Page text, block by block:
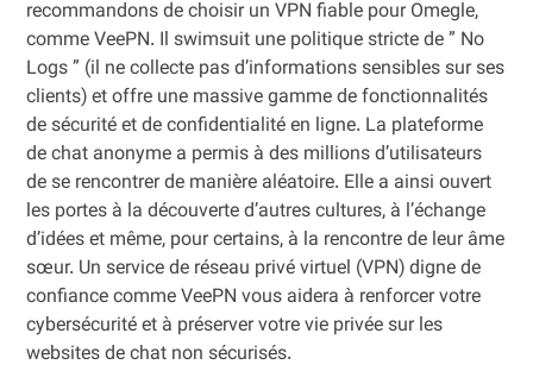
recommandons de choisir un VPN fiable pour Omegle,
comme VeePN. Il swimsuit une politique stricte de ” No
Logs ” (il ne collecte pas d’informations sensibles sur ses
clients) et offre une massive gamme de fonctionnalités
de sécurité et de confidentialité en ligne. La plateforme
de chat anonyme a permis à des millions d’utilisateurs
de se rencontrer de manière aléatoire. Elle a ainsi ouvert
les portes à la découverte d’autres cultures, à l’échange
d’idées et même, pour certains, à la rencontre de leur âme
sœur. Un service de réseau privé virtuel (VPN) digne de
confiance comme VeePN vous aidera à renforcer votre
cybersécurité et à préserver votre vie privée sur les
websites de chat non sécurisés.